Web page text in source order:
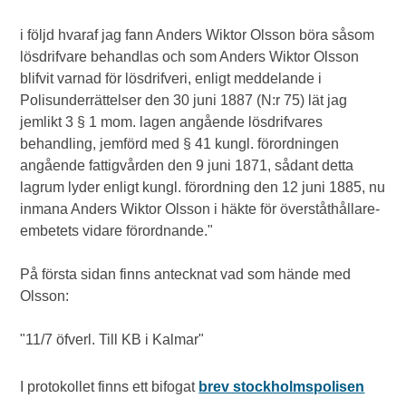
i följd hvaraf jag fann Anders Wiktor Olsson böra såsom
lösdrifvare behandlas och som Anders Wiktor Olsson
blifvit varnad för lösdrifveri, enligt meddelande i
Polisunderrättelser den 30 juni 1887 (N:r 75) lät jag
jemlikt 3 § 1 mom. lagen angående lösdrifvares
behandling, jemförd med § 41 kungl. förordningen
angående fattigvården den 9 juni 1871, sådant detta
lagrum lyder enligt kungl. förordning den 12 juni 1885, nu
inmana Anders Wiktor Olsson i häkte för överståthållare-
embetets vidare förordnande."
På första sidan finns antecknat vad som hände med
Olsson:
"11/7 öfverl. Till KB i Kalmar"
I protokollet finns ett bifogat brev stockholmspolisen